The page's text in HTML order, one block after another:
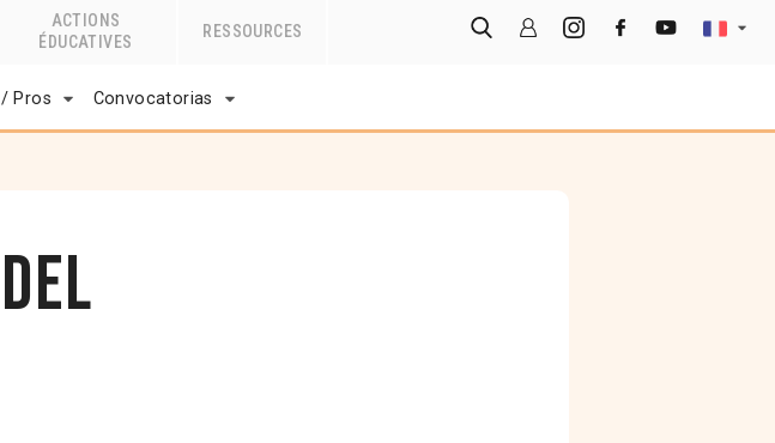
ACTIONS
ÉDUCATIVES
RESSOURCES
Pros Convocatorias